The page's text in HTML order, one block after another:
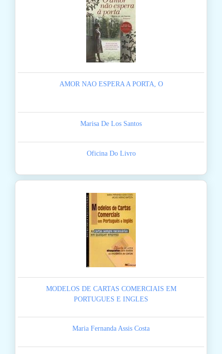
AMOR NAO ESPERA A PORTA, O
Marisa De Los Santos
Oficina Do Livro
MODELOS DE CARTAS COMERCIAIS EM
PORTUGUES E INGLES
Maria Fernanda Assis Costa